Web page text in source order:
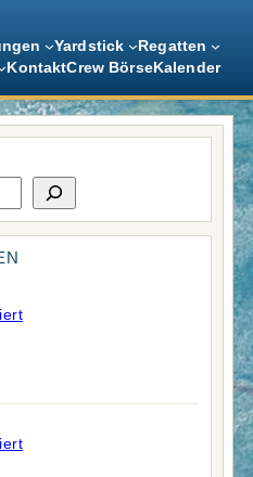
Yardstick
Regatten
KontaktCrew BörseKalender